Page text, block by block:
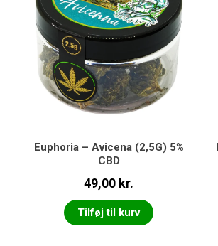
Euphoria – Avicena (2,5G) 5%
CBD
49,00 kr.
Tilføj til kurv